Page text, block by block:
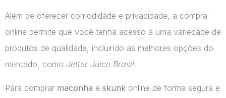
Além de oferecer comodidade e privacidade, a compra
online permite que você tenha acesso a uma variedade de
produtos de qualidade, incluindo as melhores opções do
mercado, como Jetter Juice Brasil.
Para comprar maconha e skunk online de forma segura e